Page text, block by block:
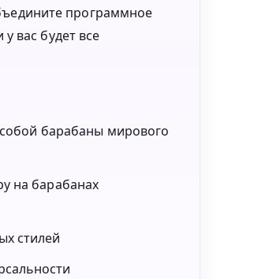
программное
вас будет все
барабаны мирового
на барабанах
стилей